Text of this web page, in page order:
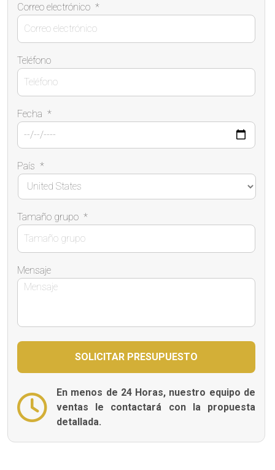
Correo electrónico *
Teléfono
Fecha *
País *
Tamaño grupo *
Mensaje
En menos de 24 Horas, nuestro equipo de
ventas le contactará con la propuesta
detallada.